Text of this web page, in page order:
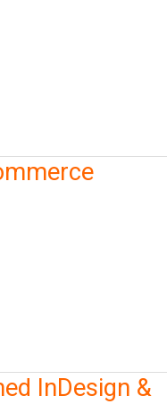
InDesign &